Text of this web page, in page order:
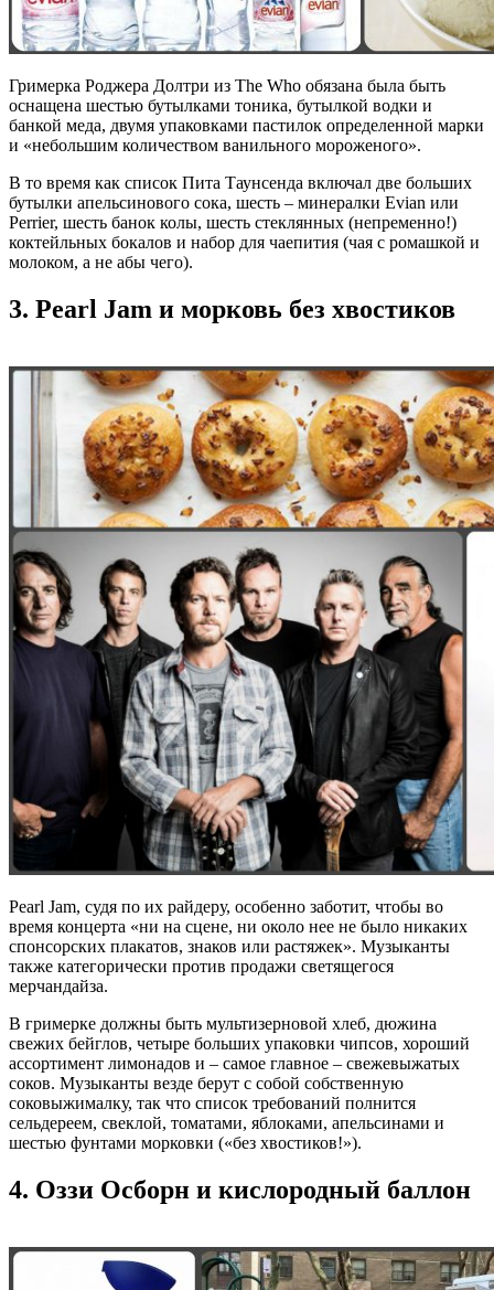
Гримерка Роджера Долтри из The Who обязана была быть
оснащена шестью бутылками тоника, бутылкой водки и
банкой меда, двумя упаковками пастилок определенной марки
и «небольшим количеством ванильного мороженого».
В то время как список Пита Таунсенда включал две больших
бутылки апельсинового сока, шесть ‒ минералки Evian или
Perrier, шесть банок колы, шесть стеклянных (непременно!)
коктейльных бокалов и набор для чаепития (чая с ромашкой и
молоком, а не абы чего).
3. Pearl Jam и морковь без хвостиков
Pearl Jam, судя по их райдеру, особенно заботит, чтобы во
время концерта «ни на сцене, ни около нее не было никаких
спонсорских плакатов, знаков или растяжек». Музыканты
также категорически против продажи светящегося
мерчандайза.
В гримерке должны быть мультизерновой хлеб, дюжина
свежих бейглов, четыре больших упаковки чипсов, хороший
ассортимент лимонадов и ‒ самое главное ‒ свежевыжатых
соков. Музыканты везде берут с собой собственную
соковыжималку, так что список требований полнится
сельдереем, свеклой, томатами, яблоками, апельсинами и
шестью фунтами морковки («без хвостиков!»).
4. Оззи Осборн и кислородный баллон